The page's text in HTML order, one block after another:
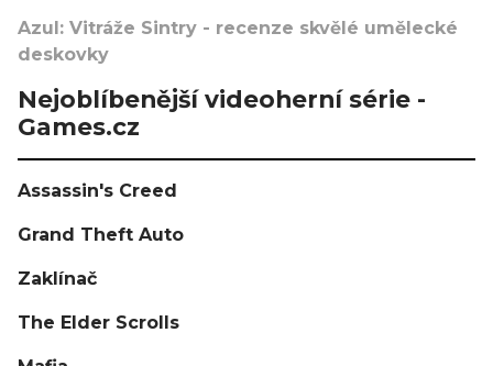
Azul: Vitráže Sintry - recenze skvělé umělecké
deskovky
Nejoblíbenější videoherní série -
Games.cz
Assassin's Creed
Grand Theft Auto
Zaklínač
The Elder Scrolls